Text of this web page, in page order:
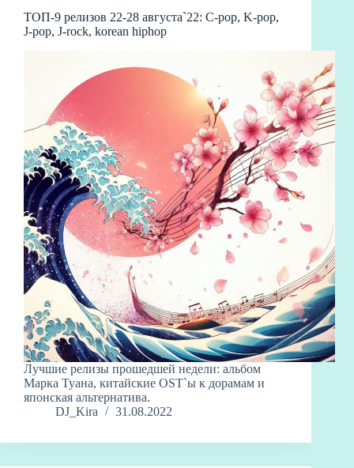
ТОП-9 релизов 22-28 августа`22: C-pop, K-pop,
J-pop, J-rock, korean hiphop
Лучшие релизы прошедшей недели: альбом
Марка Туана, китайские OST`ы к дорамам и
японская альтернатива.
DJ_Kira
31.08.2022